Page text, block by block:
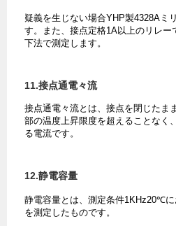
疑義を生じない場合YHP製4328Aミ
す。また、接点定格1A以上のリレー
下法で測定します。
11.接点通電々流
接点通電々流とは、接点を閉じたま
部の温度上昇限度を超えることなく
る電流です。
12.静電容量
静電容量とは、測定条件1KHz20℃
を測定したものです。